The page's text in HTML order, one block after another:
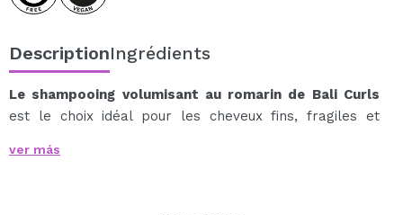
DescriptionIngrédients
Le shampooing volumisant au romarin de Bali Curls
est le choix idéal pour les cheveux fins, fragiles et
Sa formule efficace contribue à renforcer la fibre
ver más